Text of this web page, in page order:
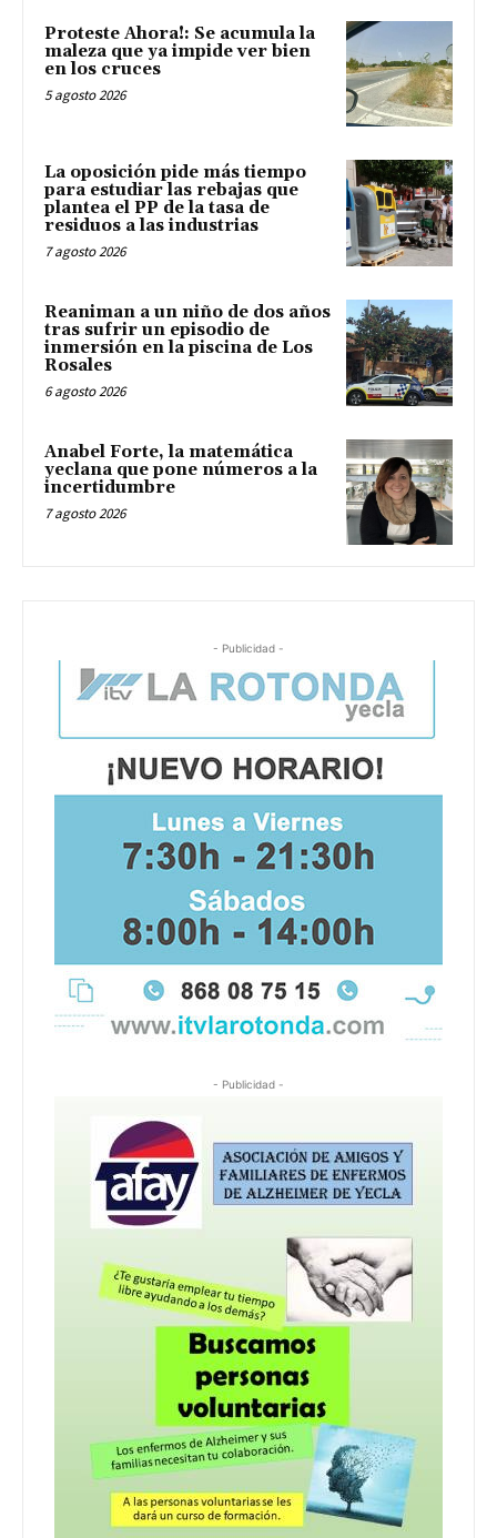
Proteste Ahora!: Se acumula la
maleza que ya impide ver bien
en los cruces
5 agosto 2026
La oposición pide más tiempo
para estudiar las rebajas que
plantea el PP de la tasa de
residuos a las industrias
7 agosto 2026
Reaniman a un niño de dos años
tras sufrir un episodio de
inmersión en la piscina de Los
Rosales
6 agosto 2026
Anabel Forte, la matemática
yeclana que pone números a la
incertidumbre
7 agosto 2026
- Publicidad -
- Publicidad -